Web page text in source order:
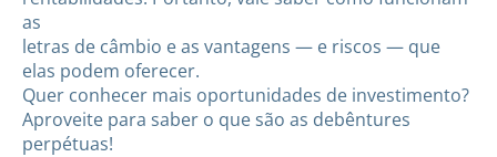
as
letras de câmbio e as vantagens — e riscos — que
elas podem oferecer.
Quer conhecer mais oportunidades de investimento?
Aproveite para saber o que são as debêntures
perpétuas!